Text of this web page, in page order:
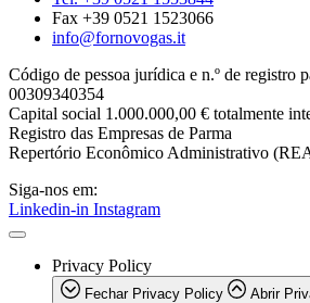
Fax +39 0521 1523066
info@fornovogas.it
Código de pessoa jurídica e n.º de registro
00309340354
Capital social 1.000.000,00 € totalmente
Registro das Empresas de Parma
Repertório Econômico Administrativo
Siga-nos em:
Linkedin-in Instagram
Privacy Policy
Fechar Privacy Policy Abrir